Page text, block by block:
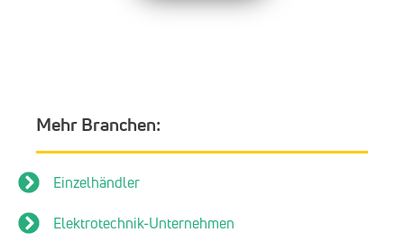
Mehr Branchen:
Einzelhändler
Elektrotechnik-Unternehmen